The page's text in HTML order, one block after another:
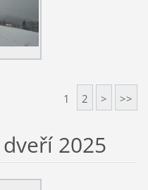
1 2 > >>
2025